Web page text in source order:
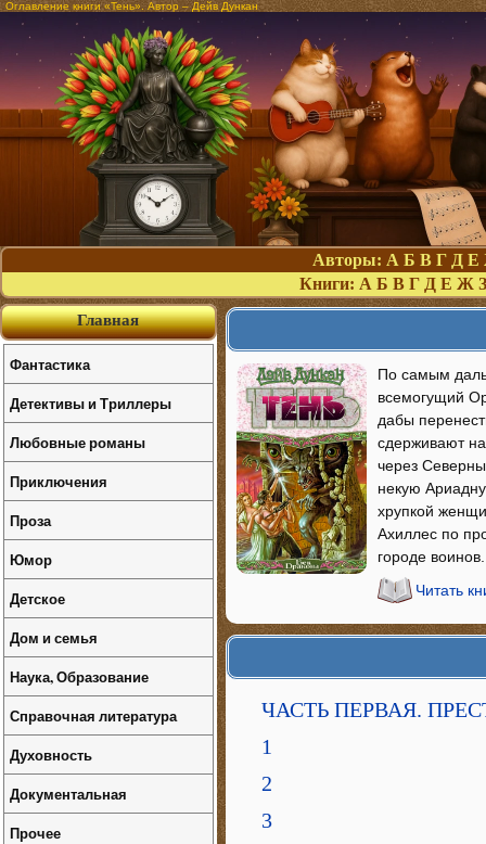
Оглавление книги «Тень». Автор – Дейв Дункан
Авторы: А Б В Г Д Е
Книги: А Б В Г Д Е Ж З
По самым
всемогущий
дабы
сдерживают
через
некую
хрупкой
Ахиллес по
городе
Читать
ЧАСТЬ ПЕРВАЯ.
1
2
3
Главная
Фантастика
Детективы и Триллеры
Любовные романы
Приключения
Проза
Юмор
Детское
Дом и семья
Наука, Образование
Справочная литература
Духовность
Документальная
Прочее